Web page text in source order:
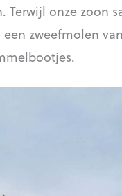
onze zoon
zweefmolen